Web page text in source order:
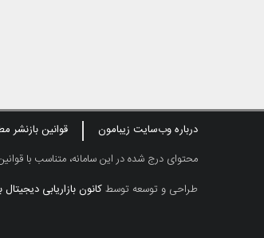
درباره وب‌سایت زیبامون
قوانین بازنشر
محتوای درج شده در این سامانه، متناسب با
طراحی و توسعه توسطکانون بازاریابی دیجیتال